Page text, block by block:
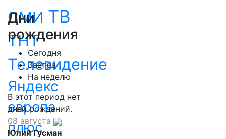
СМИ ТВ
ТНТ
Телевидение
Яндекс
европа
плюс
Дни
рождения
Сегодня
Завтра
На неделю
В этот период нет
дней рождений.
08 августа
Юлий Гусман